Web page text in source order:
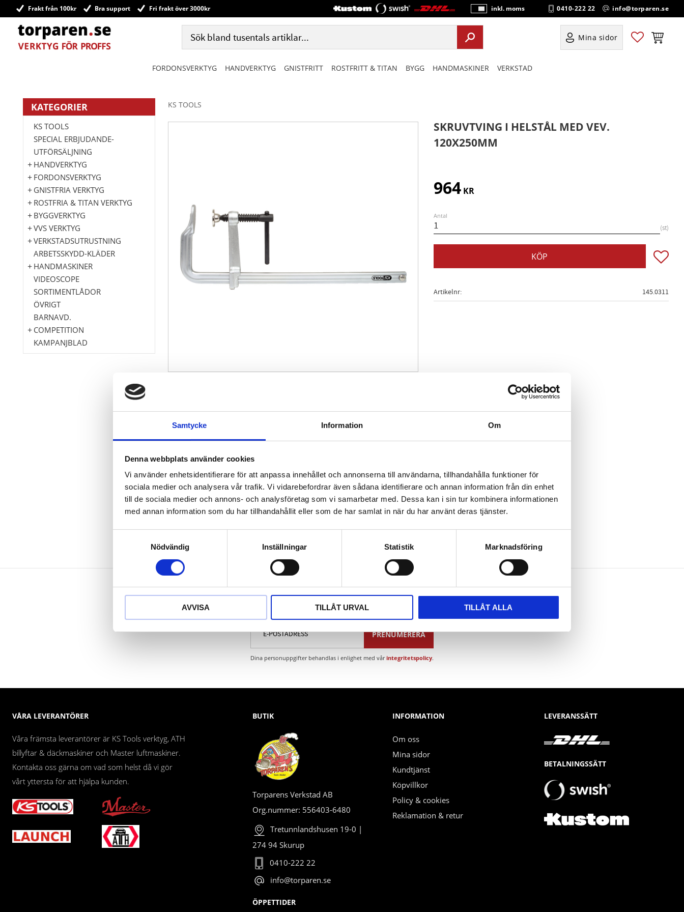
Samtycke Information Om
Denna webbplats använder cookies
Vi använder enhetsidentifierare för att anpassa innehållet och annonserna till användarna, tillhandahålla funktioner för
sociala medier och analysera vår trafik. Vi vidarebefordrar även sådana identifierare och annan information från din enhet
till de sociala medier och annons- och analysföretag som vi samarbetar med. Dessa kan i sin tur kombinera informationen
med annan information som du har tillhandahållit eller som de har samlat in när du har använt deras tjänster.
Nödvändig
Inställningar Statistik Marknadsföring
AVVISA TILLÅT URVAL TILLÅT ALLA
Frakt från 100kr Bra support Fri frakt över 3000kr
P
ri
s
e
vi
inkl. moms 0410-222 22 info@torparen.se
Mina sidor Favoriter
FORDONSVERKTYG HANDVERKTYG GNISTFRITT ROSTFRITT & TITAN BYGG HANDMASKINER VERKSTAD
KS TOOLS
SKRUVTVING I HELSTÅL MED VEV.
120X250MM
964KR
Antal
st
KÖP Lägg
Artikelnr 145.0311
Dubbel-T-profilskena med bakre tandning
med rörlig tryckplatta
extremt robust spindel
profilskena i stål
Fastsättnings- och glidbygel smidd
förzinkad
KATEGORIER
KS TOOLS
SPECIAL ERBJUDANDE-
UTFÖRSÄLJNING
HANDVERKTYG
FORDONSVERKTYG
GNISTFRIA VERKTYG
ROSTFRIA & TITAN VERKTYG
BYGGVERKTYG
VVS VERKTYG
VERKSTADSUTRUSTNING
ARBETSSKYDD-KLÄDER
HANDMASKINER
VIDEOSCOPE
SORTIMENTLÅDOR
ÖVRIGT
BARNAVD.
COMPETITION
KAMPANJBLAD
Nyhetsbrev
PRENUMERERA
Dina personuppgifter behandlas i enlighet med vårintegritetspolicy.
VÅRA LEVERANTÖRER
Våra främsta leverantörer är KS Tools verktyg, ATH
billyftar & däckmaskiner och Master luftmaskiner.
Kontakta oss gärna om vad som helst då vi gör
vårt yttersta för att hjälpa kunden.
BUTIK
Torparens Verkstad AB
Org.nummer: 556403-6480
Tretunnlandshusen 19-0 |
274 94 Skurup
0410-222 22
info@torparen.se
ÖPPETTIDER
INFORMATION
Om oss
Mina sidor
Kundtjänst
Köpvillkor
Policy & cookies
Reklamation & retur
LEVERANSSÄTT
BETALNINGSSÄTT